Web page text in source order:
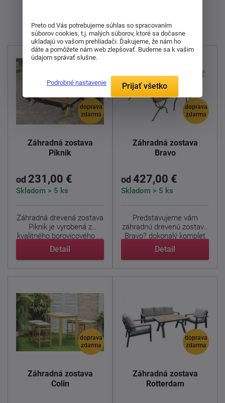
doprava
zdarma
Záhradná zostava
Piknik
od 231,00 €
Skladom > 5 ks
Záhradná drevená zostava
Piknik je vyrobená z
kvalitného borovicového ...
Detail
doprava
zdarma
Záhradná zostava
Bravo
od 427,00 €
Skladom > 5 ks
Predstavujeme vám
záhradnú drevenú zostavu
Bravo? dokonalý komplet
pre ...
Detail
doprava
zdarma
Záhradná zostava
Colin
doprava
zdarma
Záhradná zostava
Rotterdam
Preto od Vás potrebujeme súhlas so spracovaním
súborov cookies, t.j. malých súborov, ktoré sa dočasne
ukladajú vo vašom prehliadači. Ďakujeme, že nám ho
dáte a pomôžete nám web zlepšovať. Budeme sa k vašim
údajom správať slušne.
Podrobné nastavenie Prijať všetko